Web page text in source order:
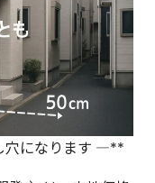
穴になります ―**